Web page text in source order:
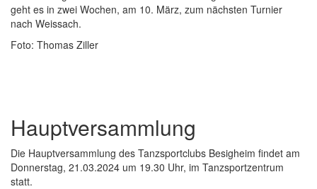
geht es in zwei Wochen, am 10. März, zum nächsten Turnier
nach Weissach.
Foto: Thomas Ziller
Hauptversammlung
Die Hauptversammlung des Tanzsportclubs Besigheim findet am
Donnerstag, 21.03.2024 um 19.30 Uhr, im Tanzsportzentrum
statt.